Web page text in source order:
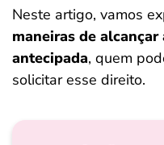
Neste artigo, vamos
maneiras de
antecipada, quem
solicitar esse direito.